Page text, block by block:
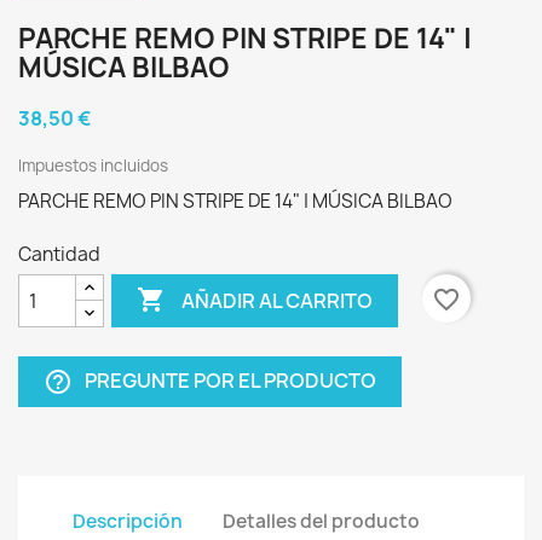
PARCHE REMO PIN STRIPE DE 14" |
MÚSICA BILBAO
38,50 €
Impuestos incluidos
PARCHE REMO PIN STRIPE DE 14" | MÚSICA BILBAO
Cantidad
 AÑADIR AL CARRITO favorite_border
help_outline PREGUNTE POR EL PRODUCTO
Descripción Detalles del producto